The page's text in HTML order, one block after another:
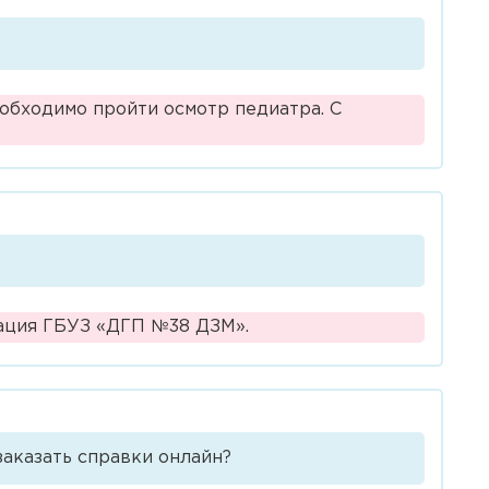
пройти осмотр педиатра. С
ГБУЗ «ДГП №38 ДЗМ».
справки онлайн?